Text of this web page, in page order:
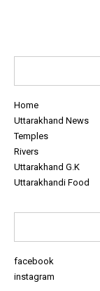
Home
Uttarakhand News
Temples
Rivers
Uttarakhand G.K
Uttarakhandi Food
facebook
instagram